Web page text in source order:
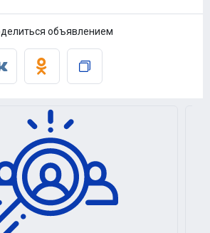
объявлением